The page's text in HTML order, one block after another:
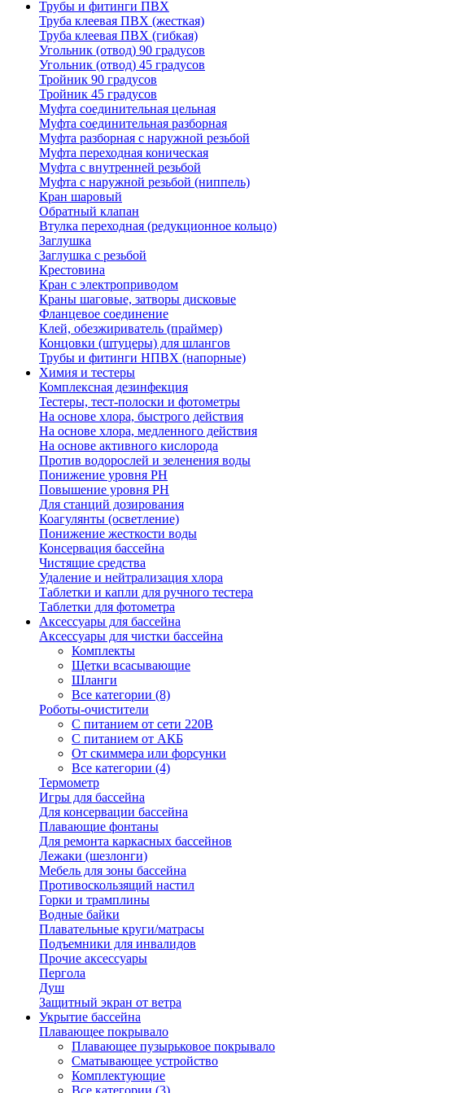
Трубы и фитинги ПВХ
Труба клеевая ПВХ (жесткая)
Труба клеевая ПВХ (гибкая)
Угольник (отвод) 90 градусов
Угольник (отвод) 45 градусов
Тройник 90 градусов
Тройник 45 градусов
Муфта соединительная цельная
Муфта соединительная разборная
Муфта разборная с наружной резьбой
Муфта переходная коническая
Муфта с внутренней резьбой
Муфта с наружной резьбой (ниппель)
Кран шаровый
Обратный клапан
Втулка переходная (редукционное кольцо)
Заглушка
Заглушка с резьбой
Крестовина
Кран с электроприводом
Краны шаговые, затворы дисковые
Фланцевое соединение
Клей, обезжириватель (праймер)
Концовки (штуцеры) для шлангов
Трубы и фитинги НПВХ (напорные)
Химия и тестеры
Комплексная дезинфекция
Тестеры, тест-полоски и фотометры
На основе хлора, быстрого действия
На основе хлора, медленного действия
На основе активного кислорода
Против водорослей и зеленения воды
Понижение уровня РН
Повышение уровня РН
Для станций дозирования
Коагулянты (осветление)
Понижение жесткости воды
Консервация бассейна
Чистящие средства
Удаление и нейтрализация хлора
Таблетки и капли для ручного тестера
Таблетки для фотометра
Аксессуары для бассейна
Аксессуары для чистки бассейна
Комплекты
Щетки всасывающие
Шланги
Все категории (8)
Роботы-очистители
С питанием от сети 220В
С питанием от АКБ
От скиммера или форсунки
Все категории (4)
Термометр
Игры для бассейна
Для консервации бассейна
Плавающие фонтаны
Для ремонта каркасных бассейнов
Лежаки (шезлонги)
Мебель для зоны бассейна
Противоскользящий настил
Горки и трамплины
Водные байки
Плавательные круги/матрасы
Подъемники для инвалидов
Прочие аксессуары
Пергола
Душ
Защитный экран от ветра
Укрытие бассейна
Плавающее покрывало
Плавающее пузырьковое покрывало
Сматывающее устройство
Комплектующие
Все категории (3)